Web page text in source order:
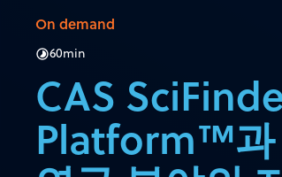
On demand
60min
CAS
Platform™과